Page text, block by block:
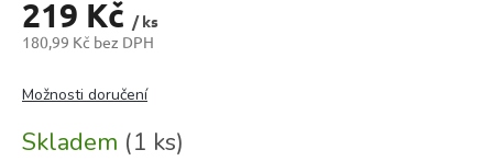
219 Kč / ks
180,99 Kč bez DPH
cena:
Skladem (1 ks)
Možnosti doručení